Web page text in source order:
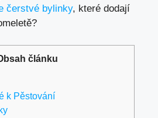
čerstvé bylinky, které dodají
článku
k Pěstování